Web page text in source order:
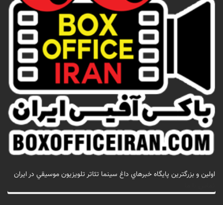
اولين و بزرگترين پايگاه خبرهاي داغ سينما تئاتر تلويزيون موسيقي در ايران